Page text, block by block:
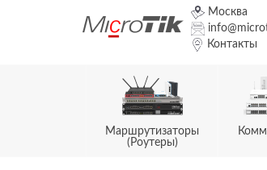
Москва
Контакты
Маршрутизаторы
(Роутеры)